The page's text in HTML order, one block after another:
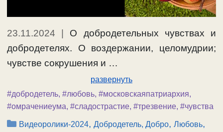
23.11.2024
О добродетельных чувствах и
добродетелях. О воздержании, целомудрии;
чувстве сокрушения и …
развернуть
#добродетель, #любовь, #московскаяпатриархия,
#омрачениеума, #сладострастие, #трезвение, #чувства
Рубрики
Видеоролики-2024,Добродетель, Добро,Любовь,